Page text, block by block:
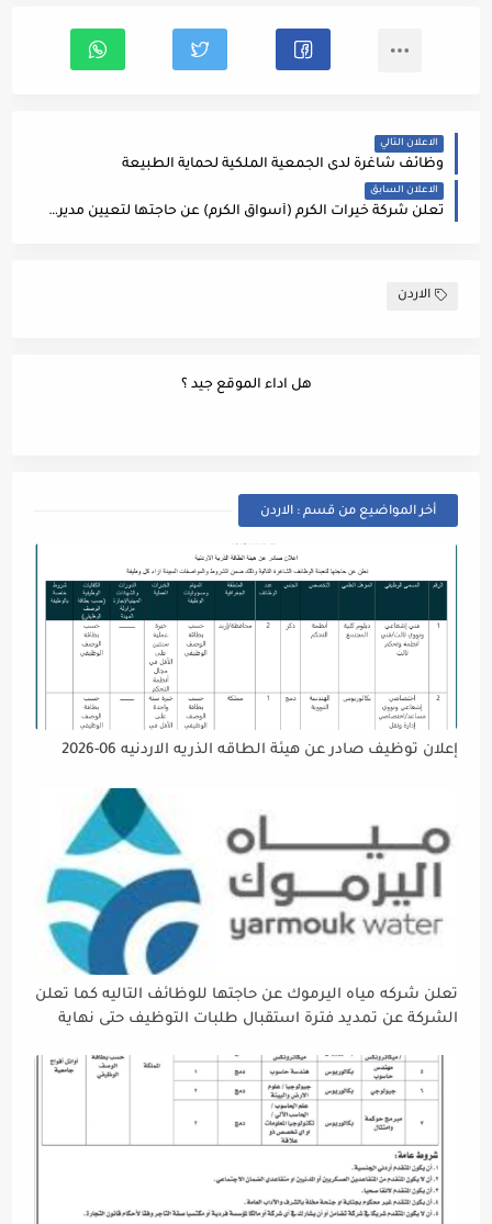
الاعلان التالي
وظائف شاغرة لدى الجمعية الملكية لحماية الطبيعة
الاعلان السابق
تعلن شركة خيرات الكرم (أسواق الكرم) عن حاجتها لتعيين مدير مشتريات يتمتع بالمواصفات التالية:
الاردن
هل اداء الموقع جيد ؟
أخر المواضيع من قسم : الاردن
إعلان توظيف صادر عن هيئة الطاقه الذريه الاردنيه 06-2026
تعلن شركه مياه اليرموك عن حاجتها للوظائف التاليه كما تعلن
الشركة عن تمديد فترة استقبال طلبات التوظيف حتى نهاية
إتاحة الفرصة الكافية أمام الجميع لاستكمال إجراءات التقديم.